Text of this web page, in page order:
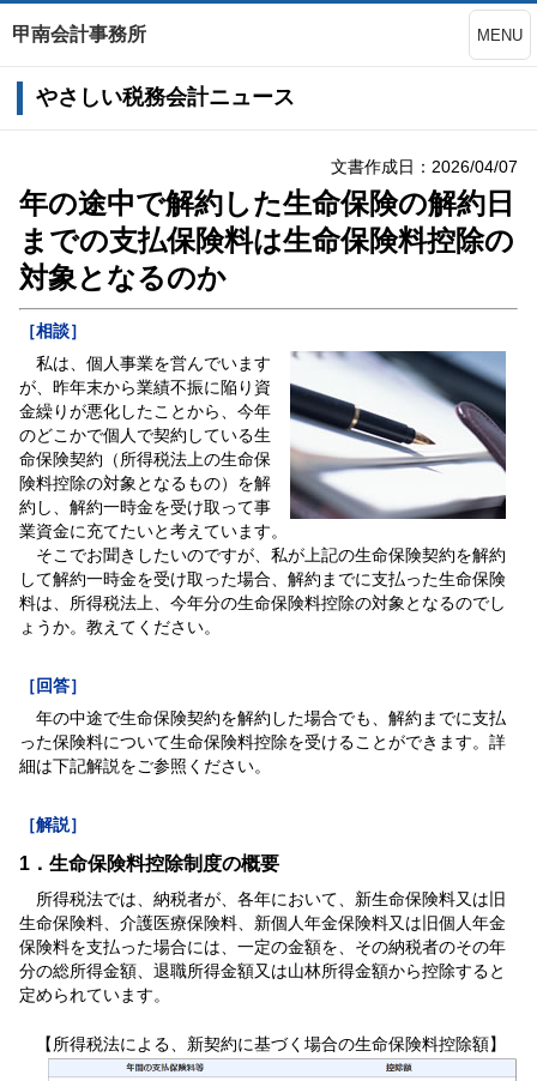
甲南会計事務所 MENU
やさしい税務会計ニュース
文書作成日：2026/04/07
年の途中で解約した生命保険の解約日
までの支払保険料は生命保険料控除の
対象となるのか
［相談］
私は、個人事業を営んでいます
が、昨年末から業績不振に陥り資
金繰りが悪化したことから、今年
のどこかで個人で契約している生
命保険契約（所得税法上の生命保
険料控除の対象となるもの）を解
約し、解約一時金を受け取って事
業資金に充てたいと考えています。
そこでお聞きしたいのですが、私が上記の生命保険契約を解約
して解約一時金を受け取った場合、解約までに支払った生命保険
料は、所得税法上、今年分の生命保険料控除の対象となるのでし
ょうか。教えてください。
［回答］
年の中途で生命保険契約を解約した場合でも、解約までに支払
った保険料について生命保険料控除を受けることができます。詳
細は下記解説をご参照ください。
［解説］
1．生命保険料控除制度の概要
所得税法では、納税者が、各年において、新生命保険料又は旧
生命保険料、介護医療保険料、新個人年金保険料又は旧個人年金
保険料を支払った場合には、一定の金額を、その納税者のその年
分の総所得金額、退職所得金額又は山林所得金額から控除すると
定められています。
【所得税法による、新契約に基づく場合の生命保険料控除額】